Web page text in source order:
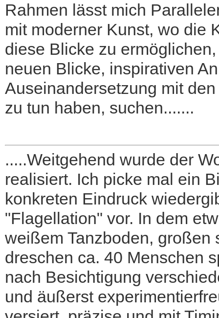
Rahmen lässt mich
mit moderner Kunst, wo die
diese Blicke zu
neuen Blicke, inspirativen
Auseinandersetzung mit
zu tun haben, suchen.......
.....Weitgehend wurde der
realisiert. Ich picke mal ein
konkreten Eindruck
"Flagellation" vor. In dem
weißem Tanzboden, großen
dreschen ca. 40 Menschen
nach Besichtigung
und äußerst